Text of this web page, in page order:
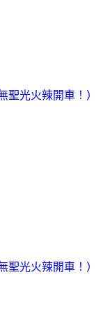
聖光火辣開車！）
聖光火辣開車！）